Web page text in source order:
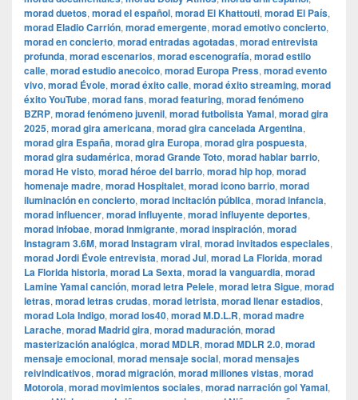
morad duetos, morad el español, morad El Khattouti, morad El País,
morad Eladio Carrión, morad emergente, morad emotivo concierto,
morad en concierto, morad entradas agotadas, morad entrevista
profunda, morad escenarios, morad escenografía, morad estilo
calle, morad estudio anecoico, morad Europa Press, morad evento
vivo, morad Évole, morad éxito calle, morad éxito streaming, morad
éxito YouTube, morad fans, morad featuring, morad fenómeno
BZRP, morad fenómeno juvenil, morad futbolista Yamal, morad gira
2025, morad gira americana, morad gira cancelada Argentina,
morad gira España, morad gira Europa, morad gira pospuesta,
morad gira sudamérica, morad Grande Toto, morad hablar barrio,
morad He visto, morad héroe del barrio, morad hip hop, morad
homenaje madre, morad Hospitalet, morad icono barrio, morad
iluminación en concierto, morad incitación pública, morad infancia,
morad influencer, morad influyente, morad influyente deportes,
morad infobae, morad inmigrante, morad inspiración, morad
Instagram 3.6M, morad Instagram viral, morad invitados especiales,
morad Jordi Évole entrevista, morad Jul, morad La Florida, morad
La Florida historia, morad La Sexta, morad la vanguardia, morad
Lamine Yamal canción, morad letra Pelele, morad letra Sigue, morad
letras, morad letras crudas, morad letrista, morad llenar estadios,
morad Lola Indigo, morad los40, morad M.D.L.R, morad madre
Larache, morad Madrid gira, morad maduración, morad
masterización analógica, morad MDLR, morad MDLR 2.0, morad
mensaje emocional, morad mensaje social, morad mensajes
reivindicativos, morad migración, morad millones vistas, morad
Motorola, morad movimientos sociales, morad narración gol Yamal,